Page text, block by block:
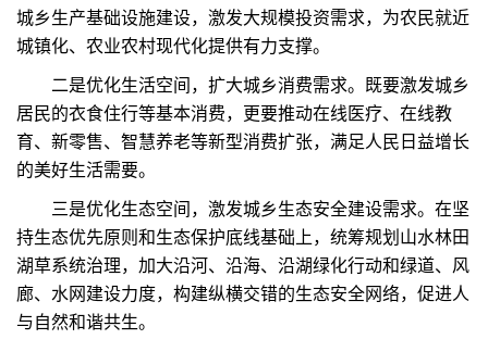
城乡生产基础设施建设，激发大规模投资需求，为农民就近
城镇化、农业农村现代化提供有力支撑。
二是优化生活空间，扩大城乡消费需求。既要激发城乡
居民的衣食住行等基本消费，更要推动在线医疗、在线教
育、新零售、智慧养老等新型消费扩张，满足人民日益增长
的美好生活需要。
三是优化生态空间，激发城乡生态安全建设需求。在坚
持生态优先原则和生态保护底线基础上，统筹规划山水林田
湖草系统治理，加大沿河、沿海、沿湖绿化行动和绿道、风
廊、水网建设力度，构建纵横交错的生态安全网络，促进人
与自然和谐共生。